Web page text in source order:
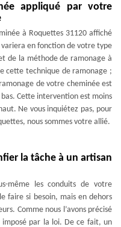
appliqué par votre
à Roquettes 31120 affiché
en fonction de votre type
de la méthode de ramonage à
cette technique de ramonage ;
de votre cheminée est
Cette intervention est moins
Ne vous inquiétez pas, pour
nous sommes votre allié.
la tâche à un artisan
même les conduits de votre
faire si besoin, mais en dehors
Comme nous l’avons précisé
par la loi. De ce fait, un